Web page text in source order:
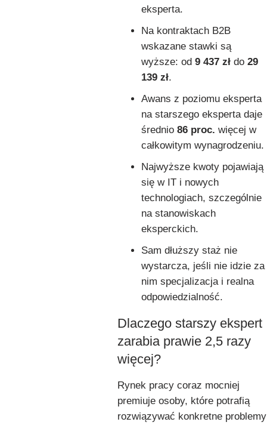
eksperta.
Na kontraktach B2B
wskazane stawki są
wyższe: od 9 437 zł do 29
139 zł.
Awans z poziomu eksperta
na starszego eksperta daje
średnio 86 proc. więcej w
całkowitym wynagrodzeniu.
Najwyższe kwoty pojawiają
się w IT i nowych
technologiach, szczególnie
na stanowiskach
eksperckich.
Sam dłuższy staż nie
wystarcza, jeśli nie idzie za
nim specjalizacja i realna
odpowiedzialność.
Dlaczego starszy ekspert
zarabia prawie 2,5 razy
więcej?
Rynek pracy coraz mocniej
premiuje osoby, które potrafią
rozwiązywać konkretne problemy